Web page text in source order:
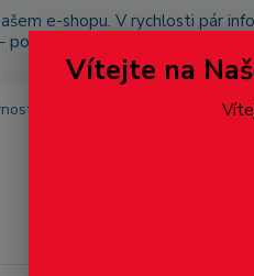
e-shopu. V rychlosti pár
si z nějakého důvodu
program Doprava a platba
Vítejte na